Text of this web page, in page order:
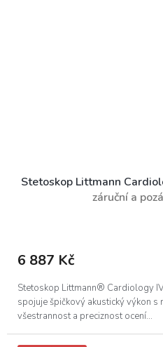
Stetoskop Littmann
záruční a
6 887 Kč
Stetoskop Littmann® Cardiology
spojuje špičkový akustický výkon s
všestrannost a preciznost ocení...